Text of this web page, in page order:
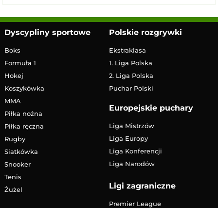
Dyscypliny sportowe
Boks
Formuła 1
Hokej
Koszykówka
MMA
Piłka nożna
Piłka ręczna
Rugby
Siatkówka
Snooker
Tenis
Żużel
Polskie rozgrywki
Ekstraklasa
1. Liga Polska
2. Liga Polska
Puchar Polski
Europejskie puchary
Liga Mistrzów
Liga Europy
Liga Konferencji
Liga Narodów
Ligi zagraniczne
Premier League